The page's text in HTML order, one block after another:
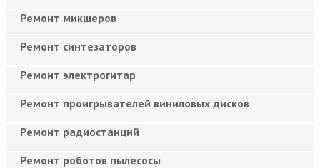
Ремонт микшеров
Ремонт синтезаторов
Ремонт электрогитар
Ремонт проигрывателей виниловых дисков
Ремонт радиостанций
Ремонт роботов пылесосы